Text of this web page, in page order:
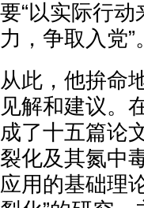
要“以实际行动
力，争取入党”。
从此，他拚命
见解和建议。
成了十五篇论
裂化及其氮中
应用的基础理